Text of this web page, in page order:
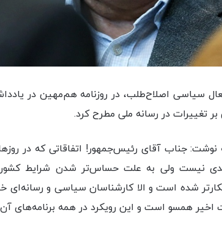
سیاسی اصلاح‌طلب، در روزنامه هم‌مهین در
تغییرات در رسانه ملی مطرح کرد.
نوشت: جناب آقای رئیس‌جمهور! اتفاقاتی که در
نیست ولی به علت حساس‌تر شدن شرایط کشور،
شده است و الا کارشناسان سیاسی و رسانه‌ای
اخیر همسو است و این رویکرد در همه برنامه‌های